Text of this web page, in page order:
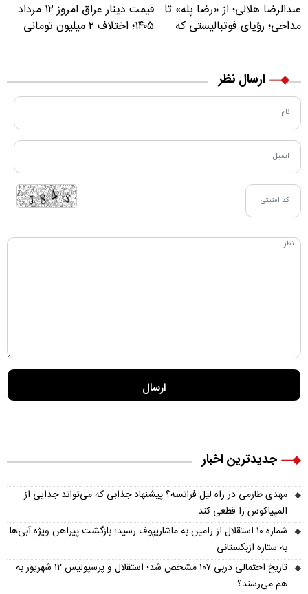
عبدالرضا هلالی؛ از «رضا پله» تا
مداحی؛ رؤیای فوتبالیستی که
قیمت دینار عراق امروز ۱۲ مرداد
۱۴۰۵؛ اختلاف ۲ میلیون تومانی
ارسال نظر
جدیدترین اخبار
مهدی طارمی در راه لیل فرانسه؟ پیشنهاد جذابی که می‌تواند جدایی از
المپیاکوس را قطعی کند
شماره ۱۰ استقلال از رامین به ماشاریپوف رسید؛ بازگشت پیراهن ویژه آبی‌ها
به ستاره ازبکستانی
تاریخ احتمالی دربی ۱۰۷ مشخص شد؛ استقلال و پرسپولیس ۱۲ شهریور به
هم می‌رسند؟